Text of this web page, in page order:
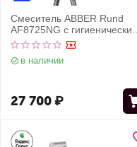
Смеситель ABBER Rund
AF8725NG с гигиеническим
душем, оружейная сталь
в наличии
27 700₽